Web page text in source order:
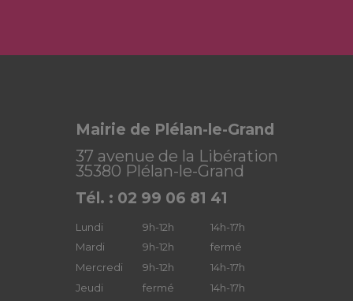
Mairie de Plélan-le-Grand
37 avenue de la Libération
35380 Plélan-le-Grand
Tél. : 02 99 06 81 41
Lundi 9h-12h
14h-17h
Mardi
9h-12h
fermé
Mercredi
9h-12h
14h-17h
Jeudi
fermé
14h-17h